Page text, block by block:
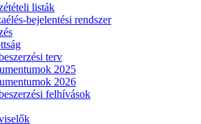
listák
bejelentési rendszer
terv
2025
2026
felhívások